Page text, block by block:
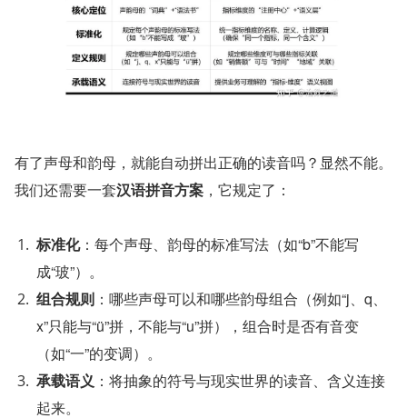
有了声母和韵母，就能自动拼出正确的读音吗？显然不能。
我们还需要一套汉语拼音方案 ，它规定了：
标准化：每个声母、韵母的标准写法（如“b”不能写
成“玻”）。
组合规则 ：哪些声母可以和哪些韵母组合（例如“j、q、
x”只能与“ü”拼，不能与“u”拼），组合时是否有音变
（如“一”的变调）。
承载语义 ：将抽象的符号与现实世界的读音、含义连接
起来。